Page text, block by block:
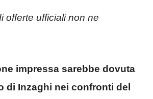
offerte ufficiali non ne
impressa sarebbe dovuta
di Inzaghi nei confronti del